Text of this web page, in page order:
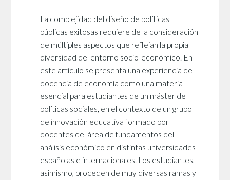
La complejidad del diseño de políticas
públicas exitosas requiere de la consideración
de múltiples aspectos que reflejan la propia
diversidad del entorno socio-económico. En
este artículo se presenta una experiencia de
docencia de economía como una materia
esencial para estudiantes de un máster de
políticas sociales, en el contexto de un grupo
de innovación educativa formado por
docentes del área de fundamentos del
análisis económico en distintas universidades
españolas e internacionales. Los estudiantes,
asimismo, proceden de muy diversas ramas y